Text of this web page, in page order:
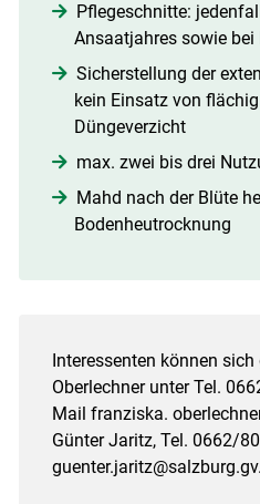
Pflegeschnitte:
Ansaatjahres sowie
Sicherstellung der
kein Einsatz von
Düngeverzicht
max. zwei bis drei
Mahd nach der Blüte
Bodenheutrocknung
Interessenten können
Oberlechner unter Tel.
Mail franziska.
Günter Jaritz, Tel. 0662/